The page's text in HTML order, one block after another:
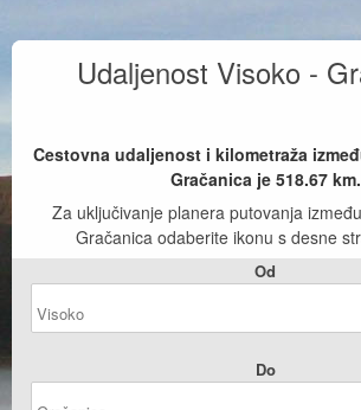
Udaljenost Visoko -
Cestovna udaljenost i kilometraža
Gračanica je 518.67km.
Za uključivanje planera putovanja
Gračanica odaberite ikonu s desne
Od
Do